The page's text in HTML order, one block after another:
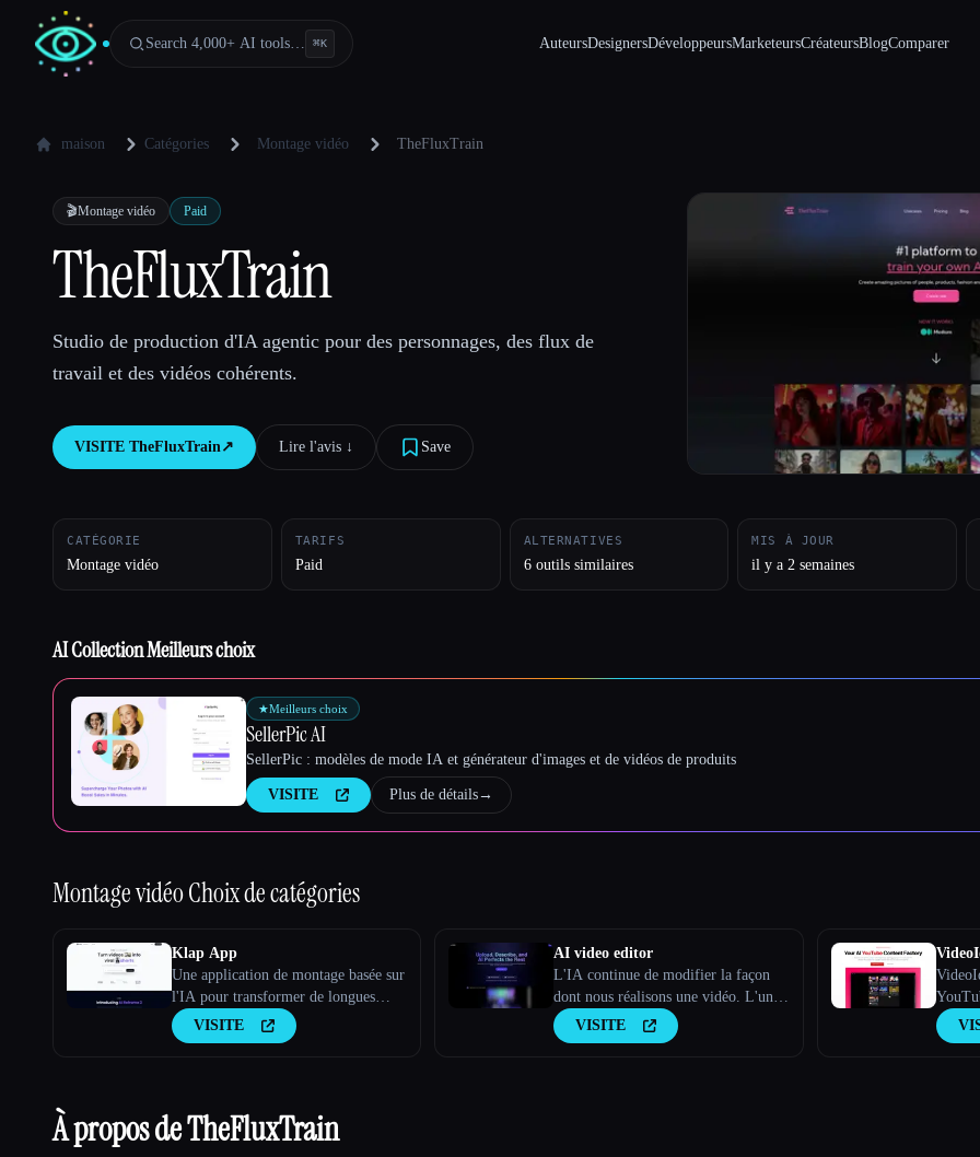
Search 4,000+ AI tools… ⌘K AuteursDesignersDéveloppeursMarketeursCréateursBlogComparer
maison Catégories Montage vidéo TheFluxTrain
🎬Montage vidéo Paid
TheFluxTrain
Studio de production d'IA agentic pour des personnages, des flux de
travail et des vidéos cohérents.
VISITE TheFluxTrain ↗︎ Lire l'avis ↓︎ Save
CATÉGORIE
Montage vidéo
TARIFS
Paid
ALTERNATIVES
6 outils similaires
MIS À JOUR
il y a 2 semaines
AI Collection Meilleurs choix
★Meilleurs choix
SellerPic AI
SellerPic : modèles de mode IA et générateur d'images et de vidéos de produits
VISITE Plus de détails→
Montage vidéoChoix de catégories
Klap App
Une application de montage basée sur
l'IA pour transformer de longues
vidéos en clips viraux
VISITE
AI video editor
L'IA continue de modifier la façon
dont nous réalisons une vidéo. L'une
des dernières innovations dans ce
domaine est TopView.ai, un éditeur
VISITE
scripts
idées
À propos de TheFluxTrain